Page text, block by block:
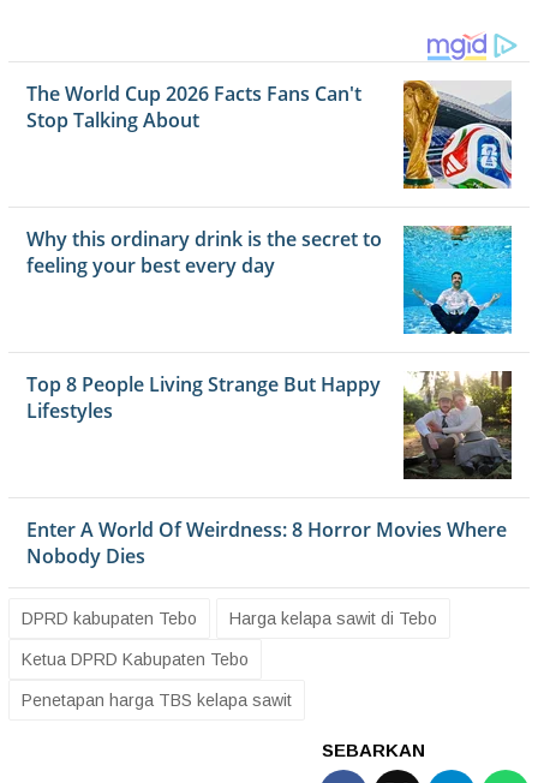
DPRD kabupaten Tebo Harga kelapa sawit di Tebo
Ketua DPRD Kabupaten Tebo
Penetapan harga TBS kelapa sawit
SEBARKAN